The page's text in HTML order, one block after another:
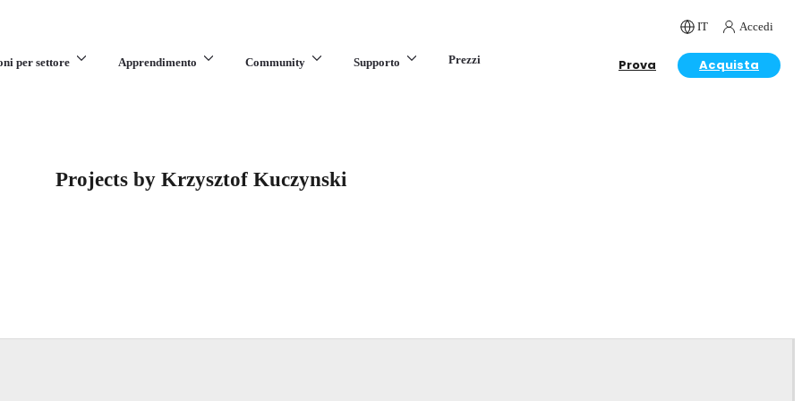
IT Accedi
per settore Apprendimento Community Supporto Prezzi Prova Acquista
Projects by Krzysztof Kuczynski